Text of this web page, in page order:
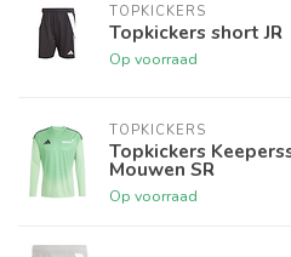
TOPKICKERS
Topkickers short JR
Op voorraad
TOPKICKERS
Topkickers
Mouwen SR
Op voorraad